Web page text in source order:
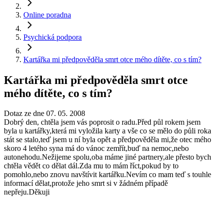
Online poradna
Psychická podpora
Kartářka mi předpověděla smrt otce mého dítěte, co s tím?
Kartářka mi předpověděla smrt otce
mého dítěte, co s tím?
Dotaz ze dne 07. 05. 2008
Dobrý den, chtěla jsem vás poprosit o radu.Před půl rokem jsem
byla u kartářky,která mi vyložila karty a vše co se mělo do půli roka
stát se stalo,teď jsem u ní byla opět a předpověděla mi,že otec mého
skoro 4 letého syna má do vánoc zemřít,buď na nemoc,nebo
autonehodu.Nežijeme spolu,oba máme jiné partnery,ale přesto bych
chtěla vědět co dělat dál.Zda mu to mám říct,pokud by to
pomohlo,nebo znovu navštívit kartářku.Nevím co mam teď s touhle
informací dělat,protože jeho smrt si v žádném případě
nepřeju.Děkuji